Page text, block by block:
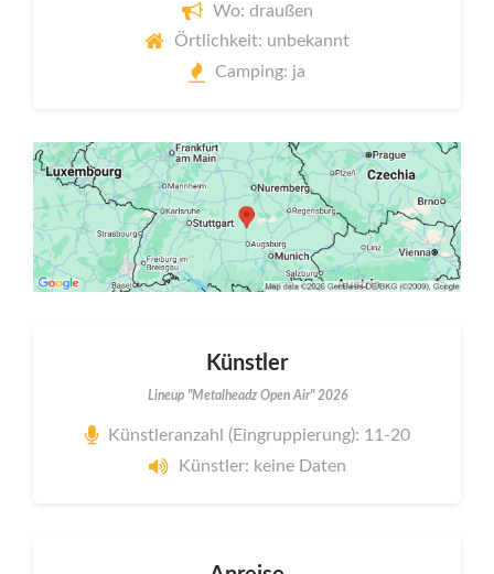
Wo: draußen
Örtlichkeit: unbekannt
Camping: ja
Künstler
Lineup "Metalheadz Open Air" 2026
Künstleranzahl (Eingruppierung): 11-20
Künstler: keine Daten